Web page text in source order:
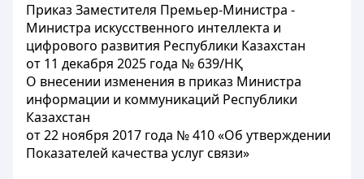
Приказ Заместителя Премьер-Министра -
Министра искусственного интеллекта и
цифрового развития Республики Казахстан
от 11 декабря 2025 года № 639/НҚ
О внесении изменения в приказ Министра
информации и коммуникаций Республики
Казахстан
от 22 ноября 2017 года № 410 «Об утверждении
Показателей качества услуг связи»